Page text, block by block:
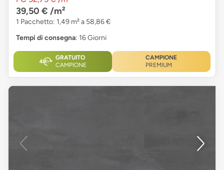
39,50 € /m²
1 Pacchetto: 1,49 m² a 58,86 €
Tempi di consegna: 16 Giorni
GRATUITO
CAMPIONE
CAMPIONE
PREMIUM